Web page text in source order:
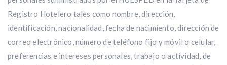
Registro Hotelero tales como nombre, dirección,
identificación, nacionalidad, fecha de nacimiento, dirección de
correo electrónico, número de teléfono fijo y móvil o celular,
preferencias e intereses personales, trabajo o actividad, de